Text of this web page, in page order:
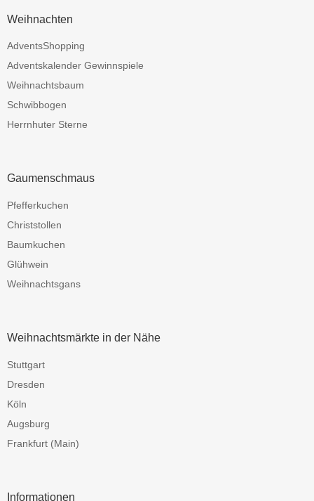
Weihnachten
AdventsShopping
Adventskalender Gewinnspiele
Weihnachtsbaum
Schwibbogen
Herrnhuter Sterne
Gaumenschmaus
Pfefferkuchen
Christstollen
Baumkuchen
Glühwein
Weihnachtsgans
Weihnachtsmärkte in der Nähe
Stuttgart
Dresden
Köln
Augsburg
Frankfurt (Main)
Informationen